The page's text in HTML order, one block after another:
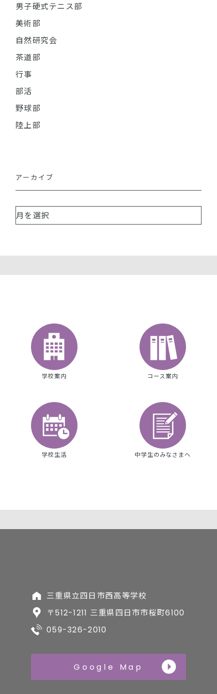
男子硬式テニス部
美術部
自然研究会
茶道部
行事
部活
野球部
陸上部
アーカイブ
学校案内 コース案内
学校生活 中学生のみなさまへ
三重県立四日市西高等学校
〒512-1211 三重県四日市市桜町6100
059-326-2010
Google Map